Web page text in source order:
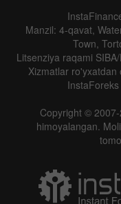
Manzil: 4-qavat,
Town,
Litsenziya raqami
Xizmatlar
Copyright ©
himoyalangan.